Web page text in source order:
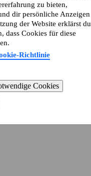
zu bieten,
dir persönliche Anzeigen
der Website erklärst du
dass Cookies für diese
Richtlinie
Cookies